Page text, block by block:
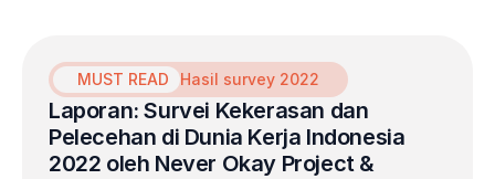
MUST READ Hasil survey 2022
Laporan: Survei Kekerasan dan
Pelecehan di Dunia Kerja Indonesia
2022 oleh Never Okay Project &